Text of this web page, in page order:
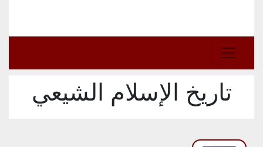
تاريخ الإسلام الشيعي